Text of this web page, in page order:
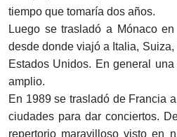
tiempo que tomaría dos años.
Luego se trasladó a Mónaco
desde donde viajó a Italia,
Estados Unidos. En general
amplio.
En 1989 se trasladó de Francia
ciudades para dar conciertos.
repertorio maravilloso visto en